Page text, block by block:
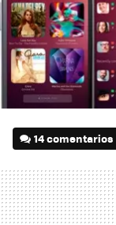
14 comentarios